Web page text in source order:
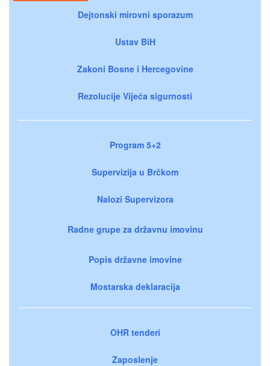
Dejtonski mirovni sporazum
Ustav BiH
Zakoni Bosne i Hercegovine
Rezolucije Vijeća sigurnosti
Program 5+2
Supervizija u Brčkom
Nalozi Supervizora
Radne grupe za državnu imovinu
Popis državne imovine
Mostarska deklaracija
OHR tenderi
Zaposlenje